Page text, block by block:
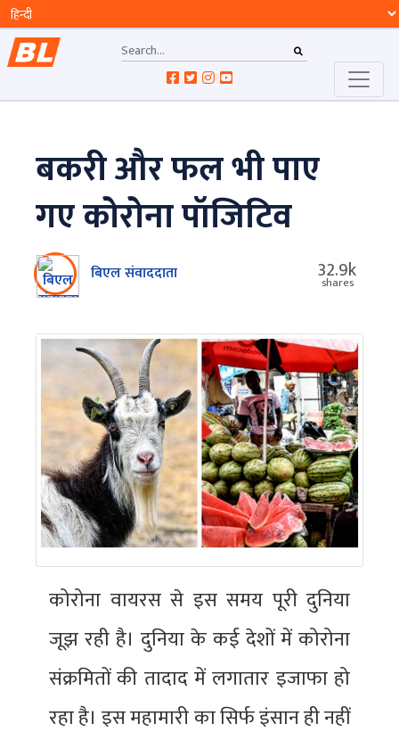
बकरी और फल भी पाए
गए कोरोना पॉजिटिव
बिएल संवाददाता 32.9k
shares
कोरोना वायरस से इस समय पूरी दुनिया
जूझ रही है। दुनिया के कई देशों में कोरोना
संक्रमितों की तादाद में लगातार इजाफा हो
रहा है। इस महामारी का सिर्फ इंसान ही नहीं